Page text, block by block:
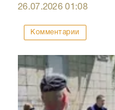
26.07.202601:08
Комментарии